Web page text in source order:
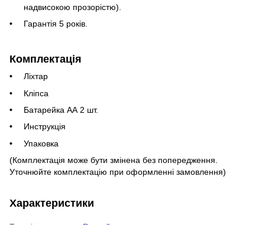
надвисокою прозорістю).
Гарантія 5 років.
Комплектація
Ліхтар
Кліпса
Батарейка АА 2 шт.
Инструкція
Упаковка
(Комплектація може бути змінена без попередження.
Уточнюйте комплектацію при оформленні замовлення)
Характеристики